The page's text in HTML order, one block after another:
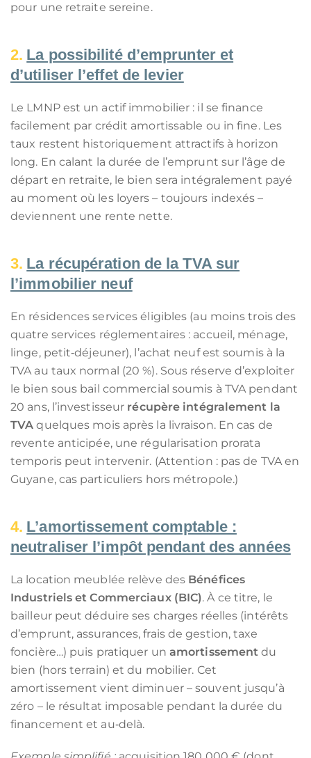
pour une retraite sereine.
La possibilité d’emprunter et
d’utiliser l’effet de levier
Le LMNP est un actif immobilier : il se finance
facilement par crédit amortissable ou in fine. Les
taux restent historiquement attractifs à horizon
long. En calant la durée de l’emprunt sur l’âge de
départ en retraite, le bien sera intégralement payé
au moment où les loyers – toujours indexés –
deviennent une rente nette.
La récupération de la TVA sur
l’immobilier neuf
En résidences services éligibles (au moins trois des
quatre services réglementaires : accueil, ménage,
linge, petit‑déjeuner), l’achat neuf est soumis à la
TVA au taux normal (20 %). Sous réserve d’exploiter
le bien sous bail commercial soumis à TVA pendant
20 ans, l’investisseur récupère intégralement la
TVA quelques mois après la livraison. En cas de
revente anticipée, une régularisation prorata
temporis peut intervenir. (Attention : pas de TVA en
Guyane, cas particuliers hors métropole.)
L’amortissement comptable :
neutraliser l’impôt pendant des années
La location meublée relève des Bénéfices
Industriels et Commerciaux (BIC). À ce titre, le
bailleur peut déduire ses charges réelles (intérêts
d’emprunt, assurances, frais de gestion, taxe
foncière…) puis pratiquer un amortissement du
bien (hors terrain) et du mobilier. Cet
amortissement vient diminuer – souvent jusqu’à
zéro – le résultat imposable pendant la durée du
financement et au‑delà.